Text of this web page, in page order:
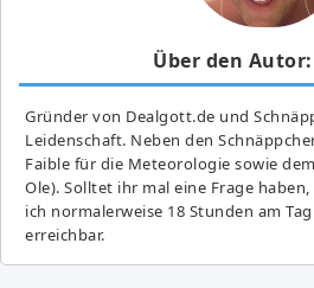
Über den
Gründer von Dealgott.de und
Leidenschaft. Neben den
Fai­ble für die Meteorologie sowie
Ole). Solltet ihr mal eine Frage
ich normalerweise 18 Stunden am
erreichbar.